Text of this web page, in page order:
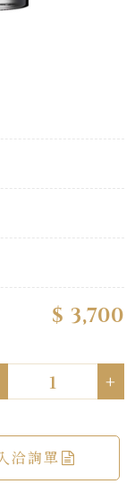
$ 3,700
+
洽詢單